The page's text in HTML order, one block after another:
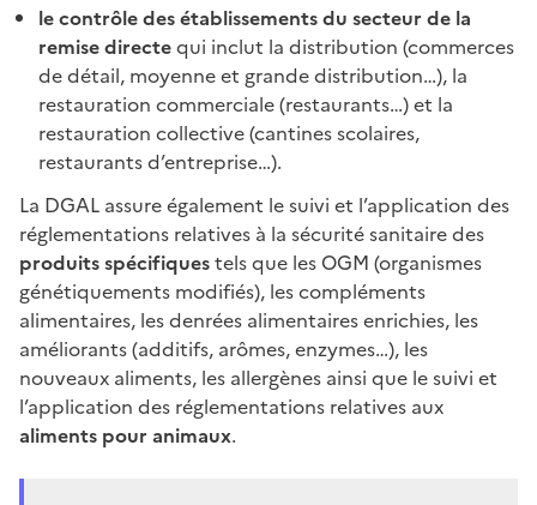
le contrôle des établissements du secteur de la
remise directequi inclut la distribution (commerces
de détail, moyenne et grande distribution…), la
restauration commerciale (restaurants…) et la
restauration collective (cantines scolaires,
restaurants d’entreprise…).
La DGAL assure également le suivi et l’application des
réglementations relatives à la sécurité sanitaire des
produits spécifiquestels que les OGM (organismes
génétiquements modifiés), les compléments
alimentaires, les denrées alimentaires enrichies, les
améliorants (additifs, arômes, enzymes…), les
nouveaux aliments, les allergènes ainsi que le suivi et
l’application des réglementations relatives aux
aliments pour animaux.